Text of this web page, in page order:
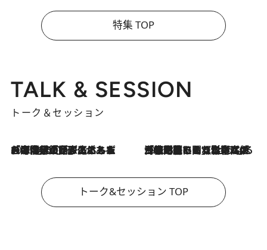
特集 TOP
TALK & SESSION
トーク＆セッション
2026.8.3
「今後値上げがあるとすれば…」「リスクがあるのは今年の冬」エネルギー専門家が語る、ホルムズ海峡封鎖が家庭にもたらす“ある心配” 2026.8.3
「住宅建てられない…」「サーチャージ料の高値が続いている」ホルムズ海峡封鎖による影響はいつまで続く？《エネルギー専門家に聞く“どうなる日本の暮らし”》
トーク&セッション TOP